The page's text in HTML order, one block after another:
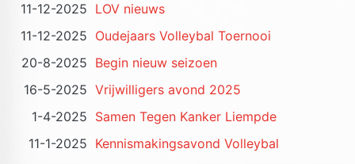
11-12-2025 LOV nieuws
11-12-2025 Oudejaars Volleybal Toernooi
20-8-2025 Begin nieuw seizoen
16-5-2025 Vrijwilligers avond 2025
1-4-2025 Samen Tegen Kanker Liempde
11-1-2025 Kennismakingsavond Volleybal